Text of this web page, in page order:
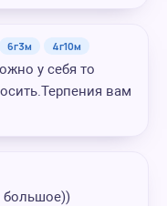
6г3м 4г10м
у себя то
вам
большое))